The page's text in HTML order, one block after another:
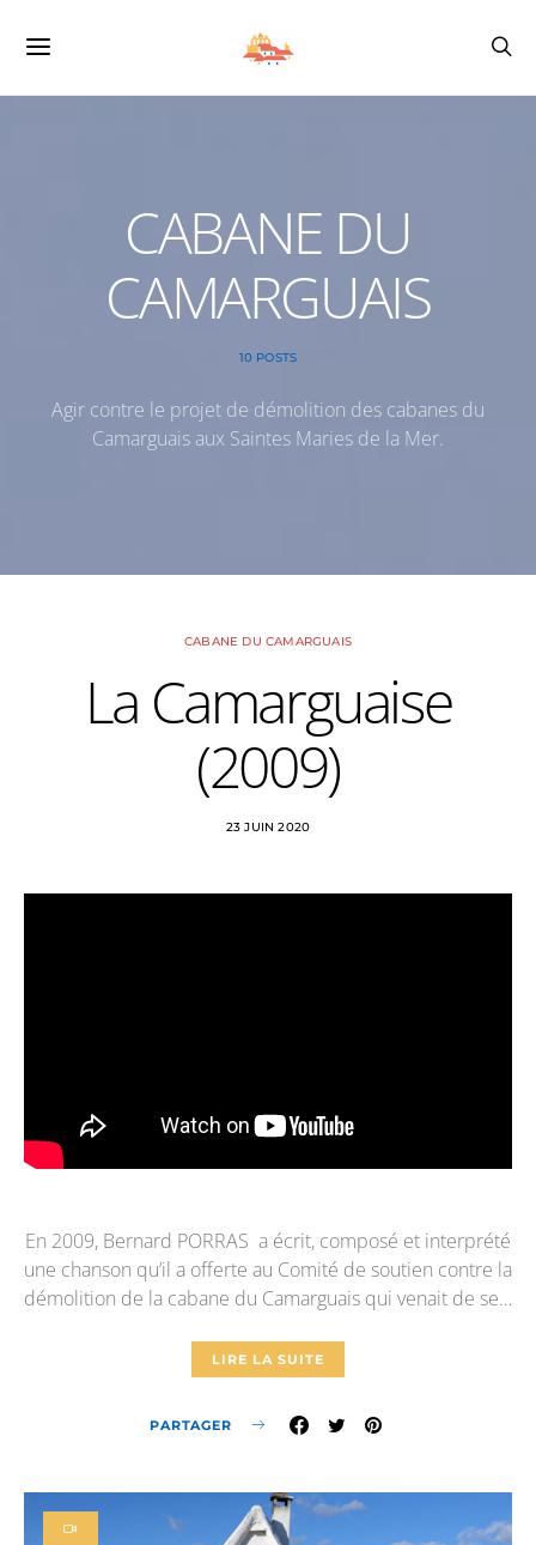
CABANE DU
CAMARGUAIS
10 POSTS
Agir contre le projet de démolition des cabanes du
Camarguais aux Saintes Maries de la Mer.
CABANE DU CAMARGUAIS
La Camarguaise
(2009)
23 JUIN 2020
En 2009, Bernard PORRAS a écrit, composé et interprété
une chanson qu’il a offerte au Comité de soutien contre la
démolition de la cabane du Camarguais qui venait de se…
LIRE LA SUITE
PARTAGER